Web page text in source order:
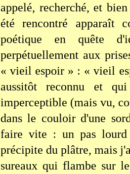
appelé, recherché, et
été rencontré apparaît
poétique en quête
perpétuellement aux
« vieil espoir » : « vieil
aussitôt reconnu et
imperceptible (mais vu,
dans le couloir d'une
faire vite : un pas lourd
précipite du plâtre, mais
sureaux qui flambe sur